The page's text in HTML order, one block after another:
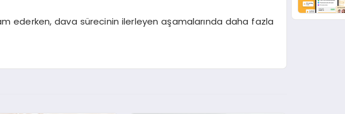
ederken, dava sürecinin ilerleyen aşamalarında daha fazla